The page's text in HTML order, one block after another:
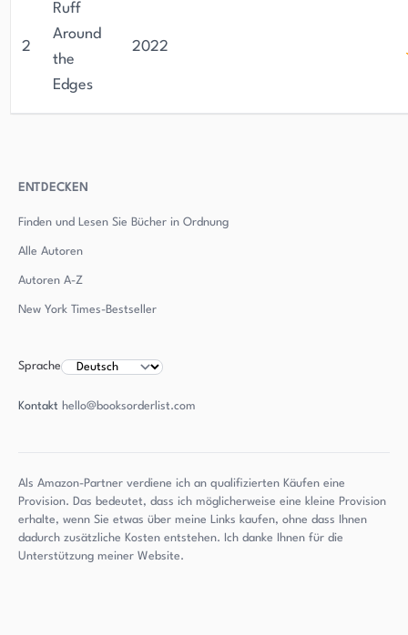
2
Ruff
Around
the
Edges
2022
ENTDECKEN
Finden und Lesen Sie Bücher in Ordnung
Alle Autoren
Autoren A-Z
New York Times-Bestseller
Sprache
Kontakt hello@booksorderlist.com
Als Amazon-Partner verdiene ich an qualifizierten Käufen eine
Provision. Das bedeutet, dass ich möglicherweise eine kleine Provision
erhalte, wenn Sie etwas über meine Links kaufen, ohne dass Ihnen
dadurch zusätzliche Kosten entstehen. Ich danke Ihnen für die
Unterstützung meiner Website.